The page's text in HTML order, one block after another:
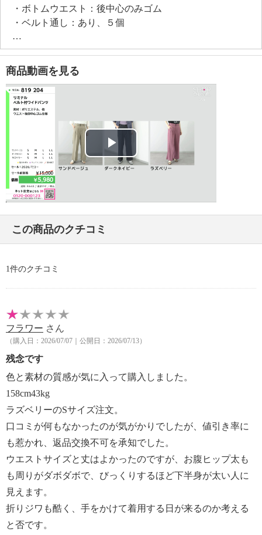
・ボトムウエスト：後中心のみゴム
・ベルト通し：あり、５個
【付属品】
・ベルト
【素材】
・表地：
＜サンドベージュ、ダークネイビー＞ポリエステル９
６％、ポリウレタン２％、レーヨン２％
＜ラズベリー＞ポリエステル９７％、ポリウレタン
・裏地：＜サンドベージュ、ダークネイビー、ラズベ
リー＞ポリエステル１００％
【メンテナンス（絵表示ラベル）】
・その他：＜サンドベージュ、ダークネイビー＞
・洗濯機：可
・自然乾燥：日陰の吊り干し不可
・ドライクリーニング：不可
・ウエットクリーニング：可
・洗濯機：可
・漂白処理：塩素系・酸素系漂白不可
・タンブル乾燥：不可
・自然乾燥：日陰の吊り干し
・アイロン仕上げ：可（低温）
・ドライクリーニング：不可
・ウエットクリーニング：可
【メンテナンス（ケアラベル）】
＜サンドベージュ、ダークネイビー＞単品洗い
＜サンドベージュ、ダークネイビー、ラズベリー＞水
や汗などによる色落ち、色移り注意
＜サンドベージュ、ダークネイビー、ラズベリー＞摩
擦による色落ち、色移り注意
＜サンドベージュ、ダークネイビー、ラズベリー＞素
材の特性上、多少の縮みあり
＜サンドベージュ、ダークネイビー、ラズベリー＞ネ
商品動画を見る
Play
この商品のクチコミ
1件のクチコミ
フラワー さん
（購入日：2026/07/07｜公開日：2026/07/13）
残念です
色と素材の質感が気に入って購入しました。
158cm43kg
ラズベリーのSサイズ注文。
口コミが何もなかったのが気がかりでしたが、値引き率に
も惹かれ、返品交換不可を承知でした。
ウエストサイズと丈はよかったのですが、お腹ヒップ太も
も周りがダボダボで、びっくりするほど下半身が太い人に
見えます。
折りジワも酷く、手をかけて着用する日が来るのか考える
と否です。